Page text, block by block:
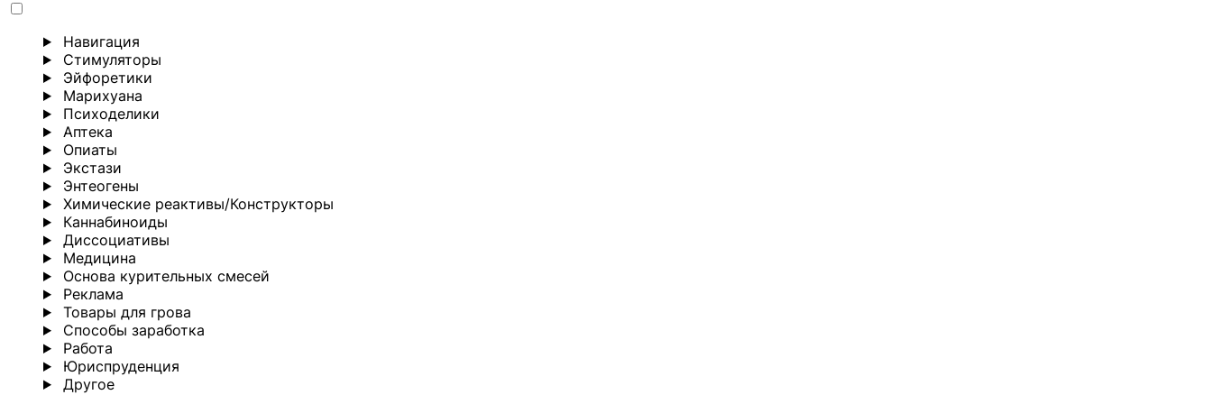
Навигация
Стимуляторы
Эйфоретики
Марихуана
Психоделики
Аптека
Опиаты
Экстази
Энтеогены
Химические реактивы/Конструкторы
Каннабиноиды
Диссоциативы
Медицина
Основа курительных смесей
Реклама
Товары для грова
Способы заработка
Работа
Юриспруденция
Другoе